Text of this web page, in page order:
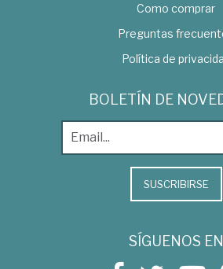
Como comprar
Preguntas
Política de
BOLETÍN DE
SUSCRIBIRSE
SÍGUENOS EN